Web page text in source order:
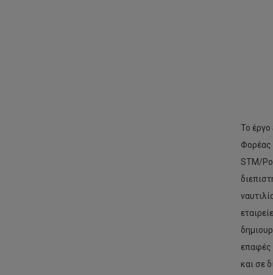
Το έργο
Φορέας
STM/
επαφές
και σε